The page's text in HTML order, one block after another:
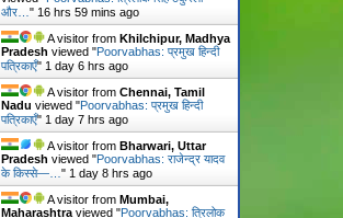
और… " 16 hrs 59 mins ago
A visitor from Khilchipur, Madhya
Pradesh viewed "Poorvabhas: प्रमुख हिन्दी
पत्रिकाएँ" 1 day 6 hrs ago
A visitor from Chennai, Tamil
Nadu viewed "Poorvabhas: प्रमुख हिन्दी
पत्रिकाएँ" 1 day 7 hrs ago
A visitor from Bharwari, Uttar
Pradesh viewed "Poorvabhas: राजेन्द्र यादव
के किस्से—… " 1 day 8 hrs ago
A visitor from Mumbai,
Maharashtraviewed "Poorvabhas: त्रिलोक